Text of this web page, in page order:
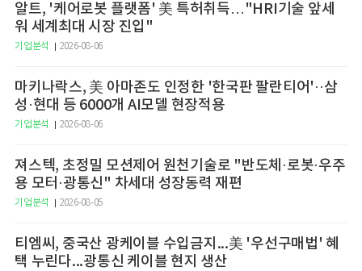
알트, '케어로봇 플랫폼' 美 특허취득…"HRI기술 앞세
워 세계최대 시장 진입"
기업분석 2026-08-06
마키나락스, 美 아마존도 인정한 '한국판 팔란티어'··삼
성·현대 등 6000개 AI모델 현장적용
기업분석 2026-08-06
져스텍, 초정밀 모션제어 원천기술로 "반도체·로봇·우주
용 모터·광통신" 차세대 성장동력 재편
기업분석 2026-08-05
티엠씨, 중국산 광케이블 수입금지...美 '우선구매법' 혜
택 누린다...광통신 케이블 현지 생산